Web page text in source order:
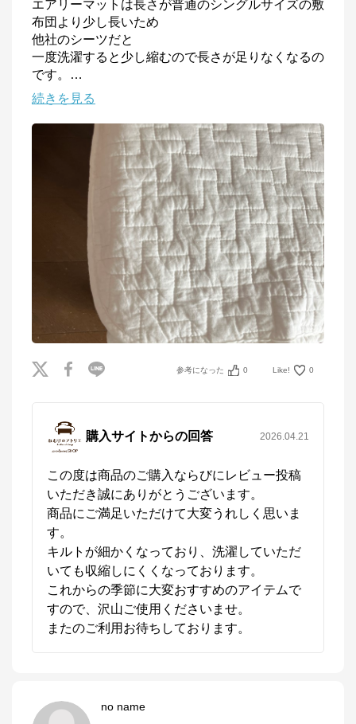
エアリーマットは長さが普通のシングルサイズの敷
布団より少し長いため
他社のシーツだと
一度洗濯すると少し縮むので長さが足りなくなるの
です。
…
続きを見る
参考になった 0 Like! 0
購入サイトからの回答 2026.04.21
この度は商品のご購入ならびにレビュー投稿
いただき誠にありがとうございます。
商品にご満足いただけて大変うれしく思いま
す。
キルトが細かくなっており、洗濯していただ
いても収縮しにくくなっております。
これからの季節に大変おすすめのアイテムで
すので、沢山ご使用くださいませ。
またのご利用お待ちしております。
no name